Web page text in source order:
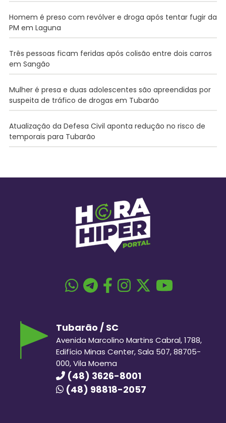
Homem é preso com revólver e droga após tentar fugir da
PM em Laguna
Três pessoas ficam feridas após colisão entre dois carros
em Sangão
Mulher é presa e duas adolescentes são apreendidas por
suspeita de tráfico de drogas em Tubarão
Atualização da Defesa Civil aponta redução no risco de
temporais para Tubarão
Tubarão / SC
Avenida Marcolino Martins Cabral, 1788,
Edifício Minas Center, Sala 507, 88705-
000, Vila Moema
(48) 3626-8001
(48) 98818-2057